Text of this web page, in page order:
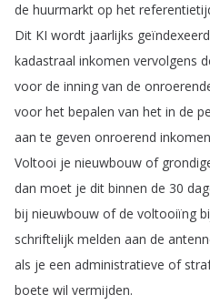
de huurmarkt op het
Dit KI wordt jaarlijks geïndexeerd
kadastraal inkomen vervolgens
voor de inning van de
voor het bepalen van het in de
aan te geven onroerend inkomen
Voltooi je nieuwbouw of
dan moet je dit binnen de 30
bij nieuwbouw of de voltooiïng
schriftelijk melden aan de
als je een administratieve of
boete wil vermijden.